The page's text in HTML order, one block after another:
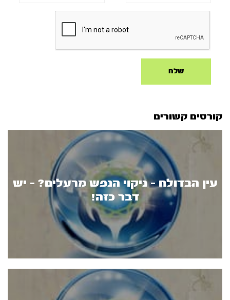
קורסים קשורים
עין הבדולח - ניקוי הנפש מרעלים? - יש
דבר כזה!